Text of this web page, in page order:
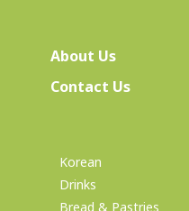
About Us(current)
Contact Us
Korean
Drinks
Bread & Pastries